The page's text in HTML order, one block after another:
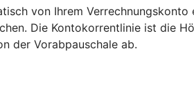
von Ihrem
Die Kontokorrentlinie ist die
der Vorabpauschale ab.